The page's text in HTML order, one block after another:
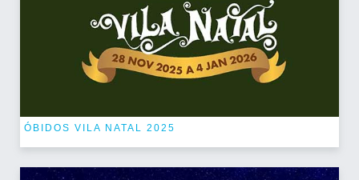
ÓBIDOS VILA NATAL 2025